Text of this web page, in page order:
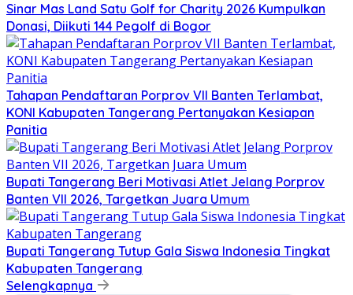
Sinar Mas Land Satu Golf for Charity 2026 Kumpulkan
Donasi, Diikuti 144 Pegolf di Bogor
Tahapan Pendaftaran Porprov VII Banten Terlambat,
KONI Kabupaten Tangerang Pertanyakan Kesiapan
Panitia
Bupati Tangerang Beri Motivasi Atlet Jelang Porprov
Banten VII 2026, Targetkan Juara Umum
Bupati Tangerang Tutup Gala Siswa Indonesia Tingkat
Kabupaten Tangerang
Selengkapnya